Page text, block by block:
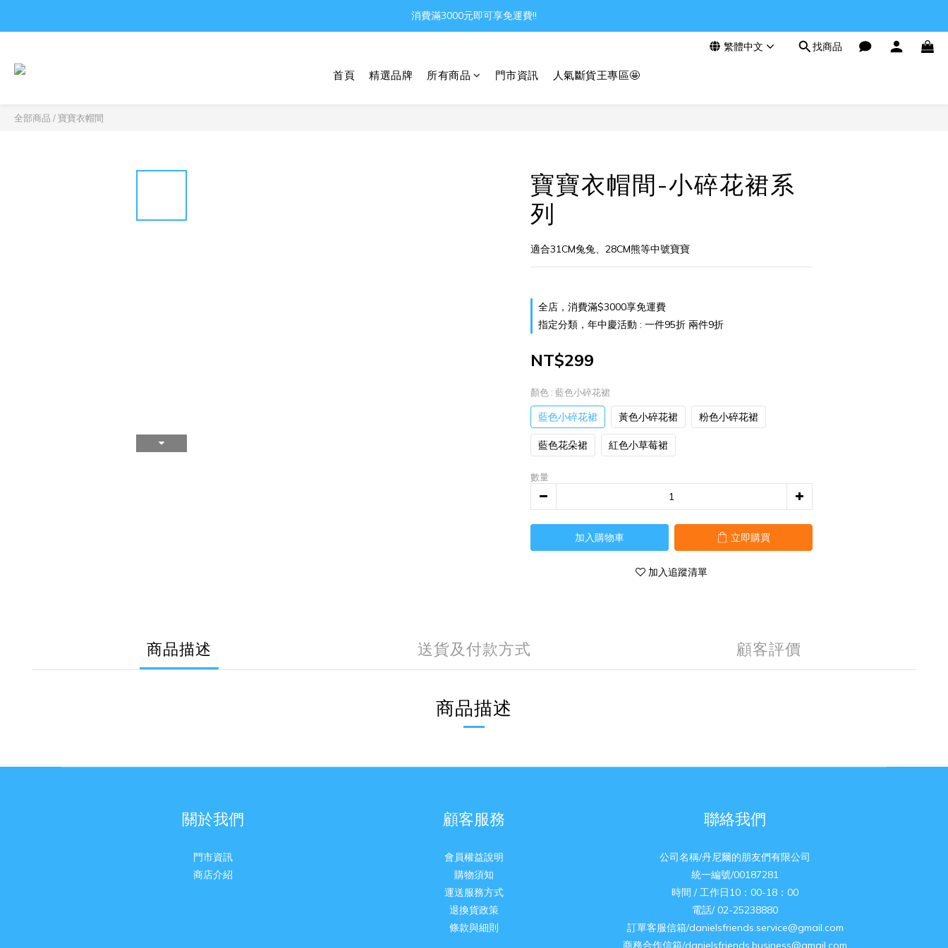
Gather all the joys in the world
消費滿3000元即可享免運費!!
繁體中文 找商品
首頁 精選品牌 所有商品 門市資訊 人氣斷貨王專區🤩
全部商品 /寶寶衣帽間
寶寶衣帽間-小碎花裙系
列
適合31CM兔兔、28CM熊等中號寶寶
全店，消費滿$3000享免運費
指定分類，年中慶活動 : 一件95折 兩件9折
NT$299
顏色 : 藍色小碎花裙
藍色小碎花裙 黃色小碎花裙 粉色小碎花裙
藍色花朵裙 紅色小草莓裙
數量
加入購物車 立即購買
加入追蹤清單
商品描述 送貨及付款方式 顧客評價
商品描述
關於我們
門市資訊
商店介紹
顧客服務
會員權益說明
購物須知
運送服務方式
退換貨政策
條款與細則
聯絡我們
公司名稱/丹尼爾的朋友們有限公司
統一編號/00187281
時間 / 工作日10：00-18：00
電話/ 02-25238880
訂單客服信箱/danielsfriends.service@gmail.com
商務合作信箱/danielsfriends.business@gmail.com